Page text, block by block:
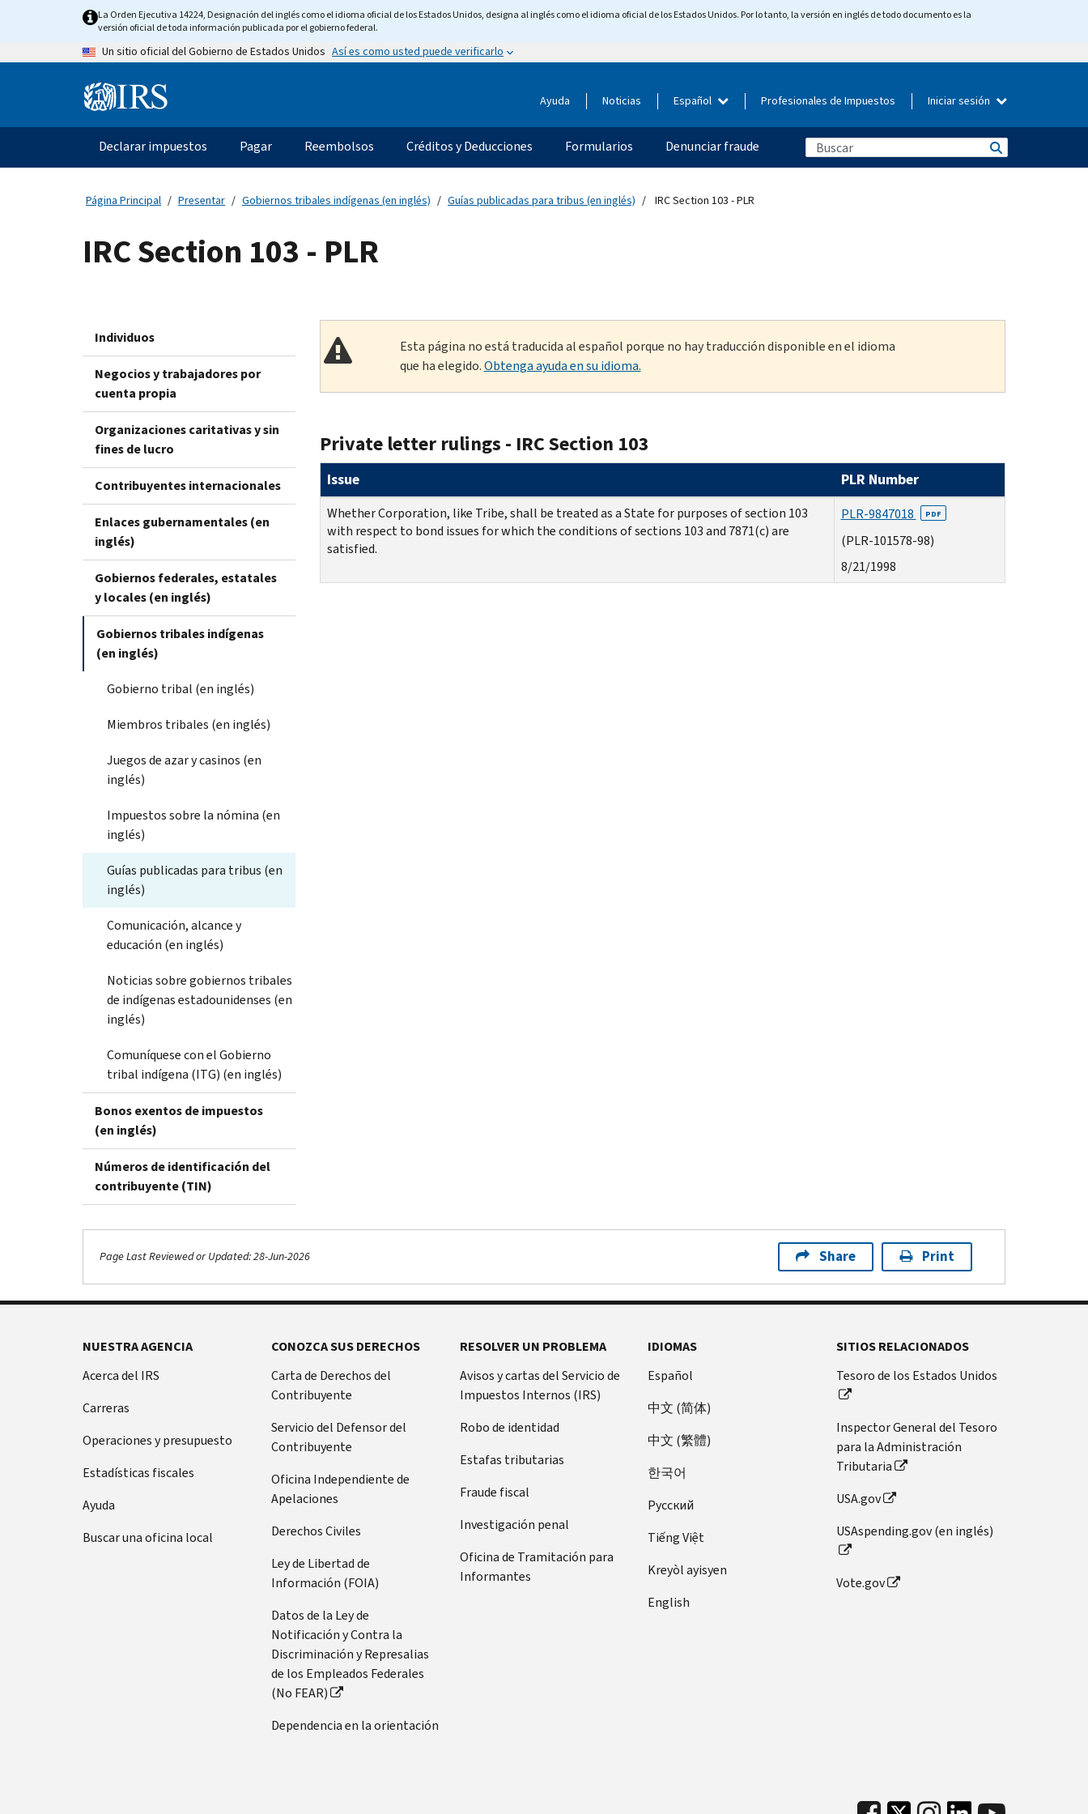
content
La Orden Ejecutiva 14224, Designación del inglés como el idioma oficial de los Estados Unidos, designa al inglés como el idioma oficial de los Estados Unidos. Por lo tanto, la versión en inglés de todo documento es la
versión oficial de toda información publicada por el gobierno federal.
Un sitio oficial del Gobierno de Estados Unidos Así es como usted puede verificarlo
Information Ayuda Noticias Español Profesionales de Impuestos Iniciar sesión
Navegación
principal
Declarar impuestos Pagar Reembolsos Créditos y Deducciones Formularios Denunciar fraude
Página Principal Presentar Gobiernos tribales indígenas (en inglés) Guías publicadas para tribus (en inglés) IRC Section 103 - PLR
IRC Section 103 - PLR
Individuos
Negocios y trabajadores por
cuenta propia
Organizaciones caritativas y sin
fines de lucro
Contribuyentes internacionales
Enlaces gubernamentales (en
inglés)
Gobiernos federales, estatales
y locales (en inglés)
Gobiernos tribales indígenas
(en inglés)
Gobierno tribal (en inglés)
Miembros tribales (en inglés)
Juegos de azar y casinos (en
inglés)
Impuestos sobre la nómina (en
inglés)
Guías publicadas para tribus (en
inglés)
Comunicación, alcance y
educación (en inglés)
Noticias sobre gobiernos tribales
de indígenas estadounidenses (en
inglés)
Comuníquese con el Gobierno
tribal indígena (ITG) (en inglés)
Bonos exentos de impuestos
(en inglés)
Números de identificación del
contribuyente (TIN)
Esta página no está traducida al español porque no hay traducción disponible en el idioma
que ha elegido.Obtenga ayuda en su idioma.
Private letter rulings - IRC Section 103
Issue PLR Number
Whether Corporation, like Tribe, shall be treated as a State for purposes of section 103
with respect to bond issues for which the conditions of sections 103 and 7871(c) are
satisfied.
PLR-9847018 PDF
(PLR-101578-98)
8/21/1998
Page Last Reviewed or Updated: 28-Jun-2026 Share Print
NUESTRA AGENCIA
Acerca del IRS
Carreras
Operaciones y presupuesto
Estadísticas fiscales
Ayuda
Buscar una oficina local
CONOZCA SUS DERECHOS
Carta de Derechos del
Contribuyente
Servicio del Defensor del
Contribuyente
Oficina Independiente de
Apelaciones
Derechos Civiles
Ley de Libertad de
Información (FOIA)
Datos de la Ley de
Notificación y Contra la
Discriminación y Represalias
de los Empleados Federales
(No FEAR)
Dependencia en la orientación
RESOLVER UN PROBLEMA
Avisos y cartas del Servicio de
Impuestos Internos (IRS)
Robo de identidad
Estafas tributarias
Fraude fiscal
Investigación penal
Oficina de Tramitación para
Informantes
IDIOMAS
Español
中文 (简体)
中文 (繁體)
한국어
Pусский
Tiếng Việt
Kreyòl ayisyen
English
SITIOS RELACIONADOS
Tesoro de los Estados Unidos
Inspector General del Tesoro
para la Administración
Tributaria
USA.gov
USAspending.gov (en inglés)
Vote.gov